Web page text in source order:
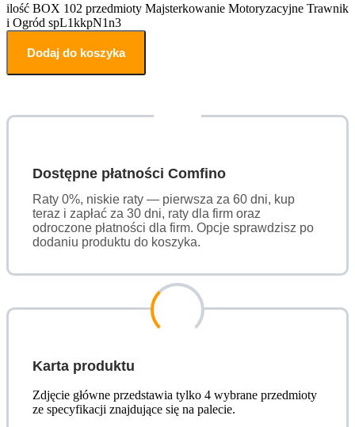
ilość BOX 102 przedmioty Majsterkowanie Motoryzacyjne Trawnik
i Ogród spL1kkpN1n3
Dodaj do koszyka
Dostępne płatności Comfino
Raty 0%, niskie raty — pierwsza za 60 dni, kup
teraz i zapłać za 30 dni, raty dla firm oraz
odroczone płatności dla firm. Opcje sprawdzisz po
dodaniu produktu do koszyka.
Karta produktu
Zdjęcie główne przedstawia tylko 4 wybrane przedmioty
ze specyfikacji znajdujące się na palecie.